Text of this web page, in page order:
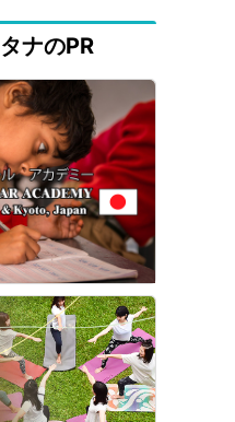
ナのPR